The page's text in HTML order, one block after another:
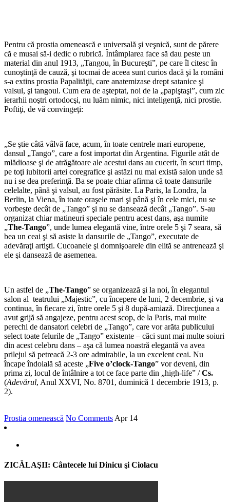
Pentru că prostia omenească e universală şi veşnică, sunt de părere
că e musai să-i dedic o rubrică. Întâmplarea face să dau peste un
material din anul 1913, „Tangou, în Bucureşti”, pe care îl citesc în
cunoştinţă de cauză, şi tocmai de aceea sunt curios dacă şi la români
s-a extins prostia Papalităţii, care anatemizase drept satanice şi
valsul, şi tangoul. Cum era de aşteptat, noi de la „papiştaşi”, cum zic
ierarhii noştri ortodocşi, nu luăm nimic, nici inteligenţă, nici prostie.
Poftiţi, de vă convingeţi:
„Se ştie câtă vâlvă face, acum, în toate centrele mari europene,
dansul „Tango”, care a fost importat din Argentina. Figurile atât de
mlădioase şi de atrăgătoare ale acestui dans au cucerit, în scurt timp,
pe toţi iubitorii artei coregrafice şi astăzi nu mai există salon unde să
nu i se dea preferinţă. Ba se poate chiar afirma că toate dansurile
celelalte, până şi valsul, au fost părăsite. La Paris, la Londra, la
Berlin, la Viena, în toate oraşele mari şi până şi în cele mici, nu se
vorbeşte decât de „Tango” şi nu se dansează decât „Tango”. S-au
organizat chiar matineuri speciale pentru acest dans, aşa numite
„The-Tango”, unde lumea elegantă vine, între orele 5 şi 7 seara, să
bea un ceai şi să asiste la dansurile de „Tango”, executate de
adevăraţi artişti. Cucoanele şi domnişoarele din elită se antrenează şi
ele şi dansează de asemenea.
Un astfel de „The-Tango” se organizează şi la noi, în elegantul
salon al teatrului „Majestic”, cu începere de luni, 2 decembrie, şi va
continua, în fiecare zi, între orele 5 şi 8 după-amiază. Direcţiunea a
avut grijă să angajeze, pentru acest scop, de la Paris, mai multe
perechi de dansatori celebri de „Tango”, care vor arăta publicului
select toate felurile de „Tango” existente – căci sunt mai multe soiuri
din acest celebru dans – aşa că lumea noastră elegantă va avea
prilejul să petreacă 2-3 ore admirabile, la un excelent ceai. Nu
încape îndoială să aceste „Five o’clock-Tango” vor deveni, din
prima zi, locul de întâlnire a tot ce face parte din „high-life” /Cs.
(Adevărul, Anul XXVI, No. 8701, duminică 1 decembrie 1913, p.
2).
Prostia omenească No Comments Apr 14
ZICĂLAŞII: Cântecele lui Dinicu şi Ciolacu